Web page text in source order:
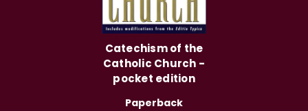
Catechism of the
Catholic Church -
pocket edition
Paperback